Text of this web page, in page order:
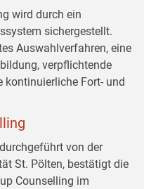
wird durch ein
sichergestellt.
Auswahlverfahren, eine
verpflichtende
kontinuierliche Fort- und
von der
St. Pölten, bestätigt die
Counselling im